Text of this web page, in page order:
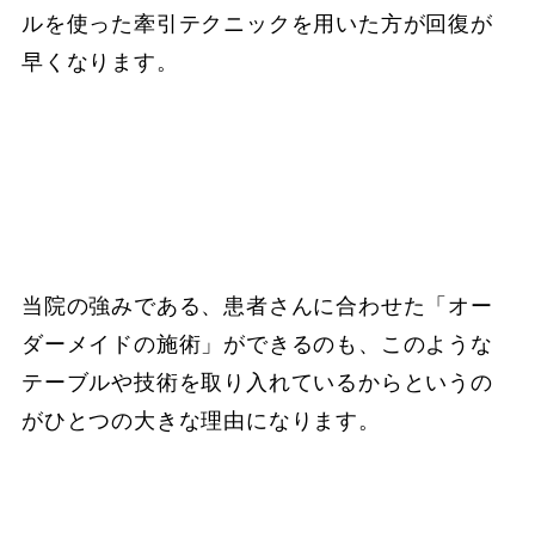
ルを使った牽引テクニックを用いた方が回復が
早くなります。
当院の強みである、患者さんに合わせた「オー
ダーメイドの施術」ができるのも、このような
テーブルや技術を取り入れているからというの
がひとつの大きな理由になります。